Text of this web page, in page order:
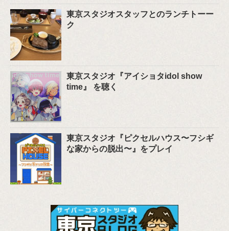
東京スタジオスタッフとのランチトーー
ク
東京スタジオ『アイショタidol show
time』 を聴く
東京スタジオ『ピクセルハウス〜フシギ
な家からの脱出〜』をプレイ